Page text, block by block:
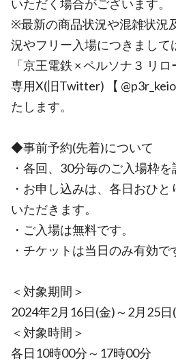
いただく場合がございます。
※最新の商品状況や混雑状況
況やフリー入場につきまして
「京王電鉄 × ペルソナ３ リ
専用X(旧Twitter) 【
たします。
◆事前予約(先着)について
・各回、30分毎のご入場枠を
・お申し込みは、各日おひ
いただきます。
・ご入場は無料です。
・チケットは当日のみ有効で
＜対象期間＞
2024年2月16日(金)～2月25
＜対象時間＞
各日10時00分～17時00分